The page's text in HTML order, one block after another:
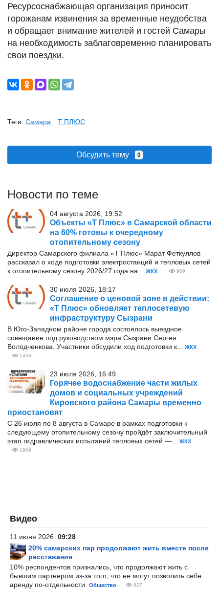
Ресурсоснабжающая организация приносит
горожанам извинения за временные неудобства
и обращает внимание жителей и гостей Самары
на необходимость заблаговременно планировать
свои поездки.
Теги: Самара Т ПЛЮС
Обсудить тему 0
Новости по теме
04 августа 2026, 19:52
Объекты «Т Плюс» в Самарской области
на 60% готовы к очередному
отопительному сезону
Директор Самарского филиала «Т Плюс» Марат Феткуллов
рассказал о ходе подготовки электростанций и тепловых сетей
к отопительному сезону 2026/27 года на...
ЖКХ 909
30 июля 2026, 18:17
Соглашение о ценовой зоне в действии:
«Т Плюс» обновляет теплосетевую
инфраструктуру Сызрани
В Юго-Западном районе города состоялось выездное
совещание под руководством мэра Сызрани Сергея
Володченкова. Участники обсудили ход подготовки к...
ЖКХ
1459
23 июля 2026, 16:49
Горячее водоснабжение части жилых
домов и социальных учреждений
Кировского района Самары временно
приостановят
С 26 июля по 8 августа в Самаре в рамках подготовки к
следующему отопительному сезону пройдёт заключительный
этап гидравлических испытаний тепловых сетей —...
ЖКХ
1909
Видео
11 июня 2026 09:28
20% самарских пар продолжают жить вместе после
расставания
10% респондентов признались, что продолжают жить с
бывшим партнером из-за того, что не могут позволить себе
аренду по-отдельности.
Общество 827